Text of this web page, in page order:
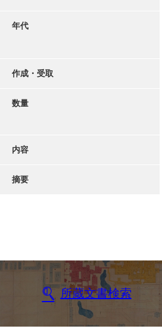
年代
作成・受取
数量
内容
摘要
所蔵文書検索